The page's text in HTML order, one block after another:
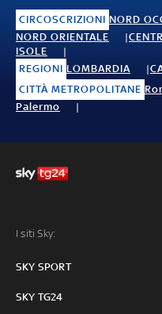
CIRCOSCRIZIONI NORD
NORD ORIENTALE
ISOLE
REGIONI LOMBARDIA
CITTÀ METROPOLITANE
Palermo
I siti Sky:
SKY SPORT
SKY TG24